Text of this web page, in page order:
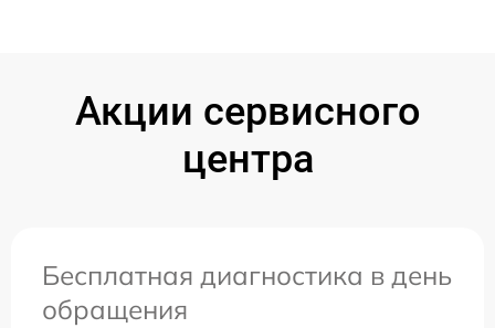
Акции сервисного
центра
Бесплатная диагностика в день
обращения